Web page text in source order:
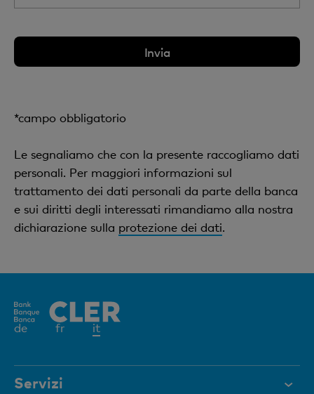
*campo obbligatorio
Le segnaliamo che con la presente raccogliamo dati
personali. Per maggiori informazioni sul
trattamento dei dati personali da parte della banca
e sui diritti degli interessati rimandiamo alla nostra
dichiarazione sulla protezione dei dati.
de fr itElemento
Servizi